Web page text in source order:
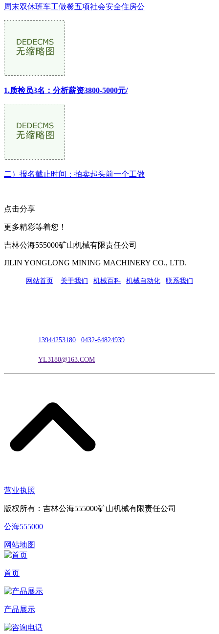
周末双休班车工做餐五项社会安全住房公
1.质检员3名：分析薪资3800-5000元/
二）报名截止时间：拍卖起头前一个工做
点击分享
更多精彩等着您！
吉林公海555000矿山机械有限责任公司
JILIN YONGLONG MINING MACHINERY CO., LTD.
网站首页 关于我们 机械百科 机械自动化 联系我们
13944253180 0432-64824939
YL3180@163.COM
营业执照
版权所有：吉林公海555000矿山机械有限责任公司
公海555000
网站地图
首页
产品展示